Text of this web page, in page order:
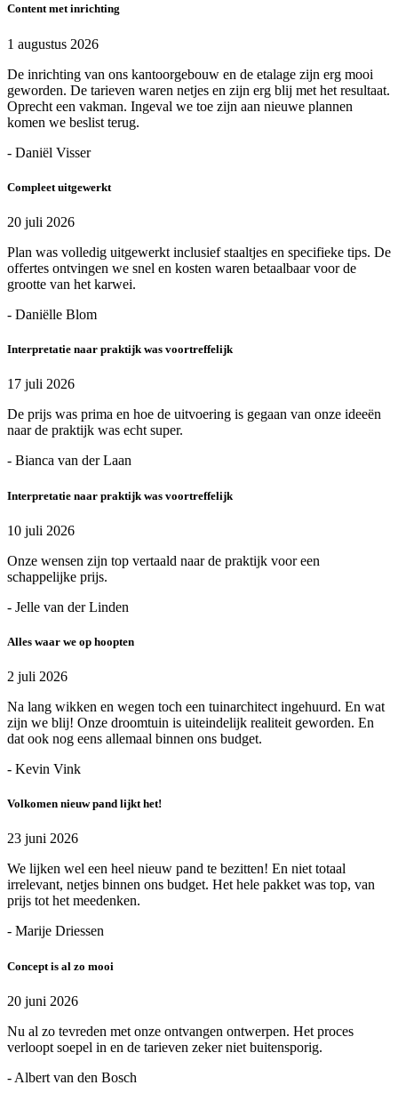
Content met inrichting
1 augustus 2026
De inrichting van ons kantoorgebouw en de etalage zijn erg mooi
geworden. De tarieven waren netjes en zijn erg blij met het resultaat.
Oprecht een vakman. Ingeval we toe zijn aan nieuwe plannen
komen we beslist terug.
- Daniël Visser
Compleet uitgewerkt
20 juli 2026
Plan was volledig uitgewerkt inclusief staaltjes en specifieke tips. De
offertes ontvingen we snel en kosten waren betaalbaar voor de
grootte van het karwei.
- Daniëlle Blom
Interpretatie naar praktijk was voortreffelijk
17 juli 2026
De prijs was prima en hoe de uitvoering is gegaan van onze ideeën
naar de praktijk was echt super.
- Bianca van der Laan
Interpretatie naar praktijk was voortreffelijk
10 juli 2026
Onze wensen zijn top vertaald naar de praktijk voor een
schappelijke prijs.
- Jelle van der Linden
Alles waar we op hoopten
2 juli 2026
Na lang wikken en wegen toch een tuinarchitect ingehuurd. En wat
zijn we blij! Onze droomtuin is uiteindelijk realiteit geworden. En
dat ook nog eens allemaal binnen ons budget.
- Kevin Vink
Volkomen nieuw pand lijkt het!
23 juni 2026
We lijken wel een heel nieuw pand te bezitten! En niet totaal
irrelevant, netjes binnen ons budget. Het hele pakket was top, van
prijs tot het meedenken.
- Marije Driessen
Concept is al zo mooi
20 juni 2026
Nu al zo tevreden met onze ontvangen ontwerpen. Het proces
verloopt soepel in en de tarieven zeker niet buitensporig.
- Albert van den Bosch